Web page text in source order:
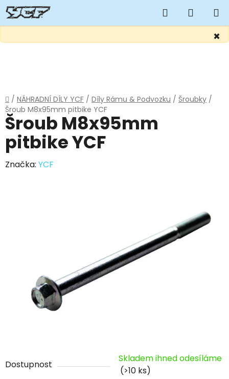
×
Hledat
KOŠÍK
Domů
/ NÁHRADNÍ DÍLY YCF / Díly Rámu & Podvozku / Šroubky /
Šroub M8x95mm pitbike YCF
Dostupnost
Skladem ihned odesíláme
(>10 ks)
Šroub M8x95mm
pitbike YCF
Značka: YCF